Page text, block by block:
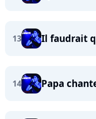
13 Il faudrait
14 Papa